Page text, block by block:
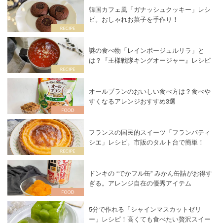
韓国カフェ風「ガナッシュクッキー」レシ
ピ。おしゃれお菓子を手作り！
謎の食べ物「レインボージュルリラ」と
は？『王様戦隊キングオージャー』レシピ
オールブランのおいしい食べ方は？食べや
すくなるアレンジおすすめ3選
フランスの国民的スイーツ「フランパティ
シエ」レシピ。市販のタルト台で簡単！
ドンキの “でかフル缶” みかん缶詰がお得す
ぎる。アレンジ自在の優秀アイテム
5分で作れる「シャインマスカットゼリ
ー」レシピ！高くても食べたい贅沢スイー